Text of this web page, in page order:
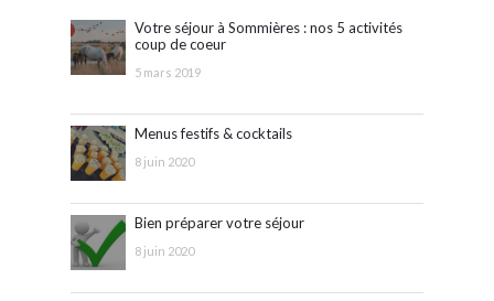
Votre séjour à Sommières : nos 5 activités
coup de coeur
5 mars 2019
Menus festifs & cocktails
8 juin 2020
Bien préparer votre séjour
8 juin 2020